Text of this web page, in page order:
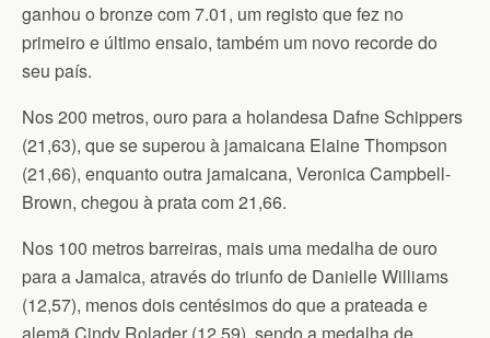
ganhou o bronze com 7.01, um registo que fez no
primeiro e último ensaio, também um novo recorde do
seu país.
Nos 200 metros, ouro para a holandesa Dafne Schippers
(21,63), que se superou à jamaicana Elaine Thompson
(21,66), enquanto outra jamaicana, Veronica Campbell-
Brown, chegou à prata com 21,66.
Nos 100 metros barreiras, mais uma medalha de ouro
para a Jamaica, através do triunfo de Danielle Williams
(12,57), menos dois centésimos do que a prateada e